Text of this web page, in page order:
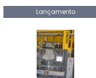
Lançamento